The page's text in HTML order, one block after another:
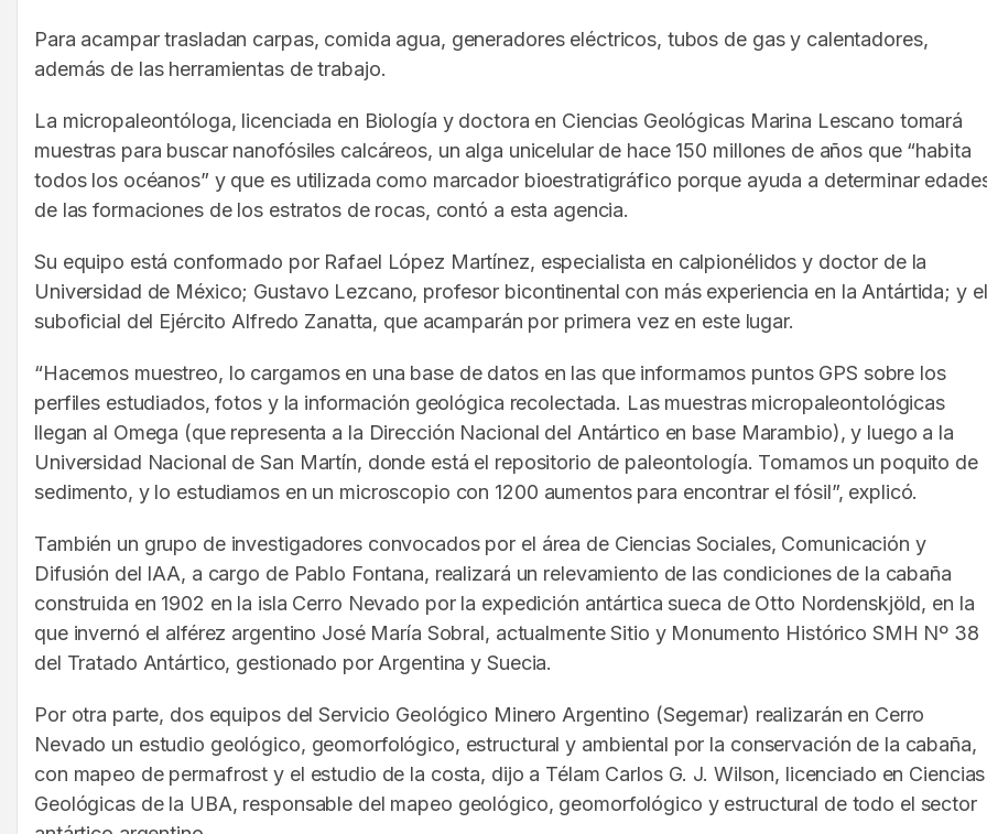
Para acampar trasladan carpas, comida agua, generadores eléctricos, tubos de gas y calentadores,
además de las herramientas de trabajo.
La micropaleontóloga, licenciada en Biología y doctora en Ciencias Geológicas Marina Lescano tomará
muestras para buscar nanofósiles calcáreos, un alga unicelular de hace 150 millones de años que “habita
todos los océanos” y que es utilizada como marcador bioestratigráfico porque ayuda a determinar
de las formaciones de los estratos de rocas, contó a esta agencia.
Su equipo está conformado por Rafael López Martínez, especialista en calpionélidos y doctor de la
Universidad de México; Gustavo Lezcano, profesor bicontinental con más experiencia en la Antártida; y el
suboficial del Ejército Alfredo Zanatta, que acamparán por primera vez en este lugar.
“Hacemos muestreo, lo cargamos en una base de datos en las que informamos puntos GPS sobre los
perfiles estudiados, fotos y la información geológica recolectada. Las muestras micropaleontológicas
llegan al Omega (que representa a la Dirección Nacional del Antártico en base Marambio), y luego a la
Universidad Nacional de San Martín, donde está el repositorio de paleontología. Tomamos un poquito de
sedimento, y lo estudiamos en un microscopio con 1200 aumentos para encontrar el fósil”, explicó.
También un grupo de investigadores convocados por el área de Ciencias Sociales, Comunicación y
Difusión del IAA, a cargo de Pablo Fontana, realizará un relevamiento de las condiciones de la cabaña
construida en 1902 en la isla Cerro Nevado por la expedición antártica sueca de Otto Nordenskjöld, en la
que invernó el alférez argentino José María Sobral, actualmente Sitio y Monumento Histórico SMH Nº 38
del Tratado Antártico, gestionado por Argentina y Suecia.
Por otra parte, dos equipos del Servicio Geológico Minero Argentino (Segemar) realizarán en Cerro
Nevado un estudio geológico, geomorfológico, estructural y ambiental por la conservación de la cabaña,
con mapeo de permafrost y el estudio de la costa, dijo a Télam Carlos G. J. Wilson, licenciado en Ciencias
Geológicas de la UBA, responsable del mapeo geológico, geomorfológico y estructural de todo el sector